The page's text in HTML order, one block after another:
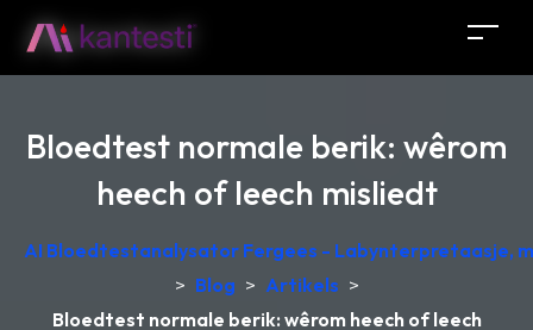
Bloedtest normale berik: wêrom
heech of leech misliedt
AI Bloedtestanalysator Fergees - Labynterpretaasje,
> Blog > Artikels >
Bloedtest normale berik: wêrom heech of leech